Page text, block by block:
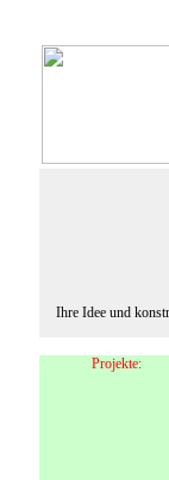
Ihre Idee und
Projekte: